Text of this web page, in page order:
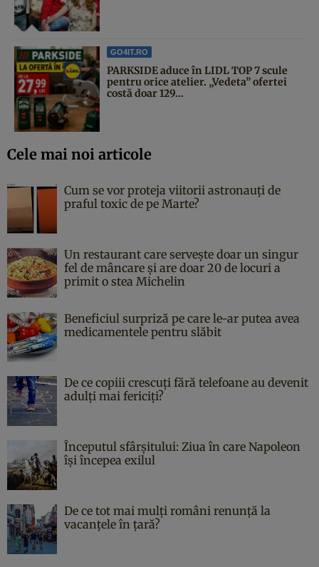
GO4IT.RO
PARKSIDE aduce în LIDL TOP 7 scule
pentru orice atelier. „Vedeta” ofertei
costă doar 129...
Cele mai noi articole
Cum se vor proteja viitorii astronauți de
praful toxic de pe Marte?
Un restaurant care servește doar un singur
fel de mâncare și are doar 20 de locuri a
primit o stea Michelin
Beneficiul surpriză pe care le-ar putea avea
medicamentele pentru slăbit
De ce copiii crescuți fără telefoane au devenit
adulți mai fericiți?
Începutul sfârşitului: Ziua în care Napoleon
îşi începea exilul
De ce tot mai mulți români renunță la
vacanțele în țară?